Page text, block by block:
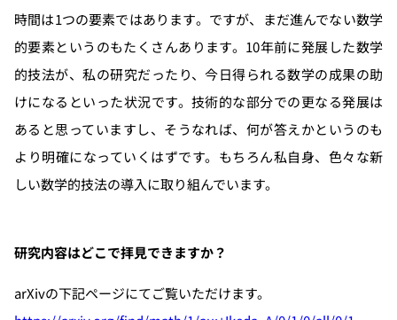
時間は1つの要素ではあります。ですが、まだ進んでない数学
的要素というのもたくさんあります。10年前に発展した数学
的技法が、私の研究だったり、今日得られる数学の成果の助
けになるといった状況です。技術的な部分での更なる発展は
あると思っていますし、そうなれば、何が答えかというのも
より明確になっていくはずです。もちろん私自身、色々な新
しい数学的技法の導入に取り組んでいます。
研究内容はどこで拝見できますか？
arXivの下記ページにてご覧いただけます。